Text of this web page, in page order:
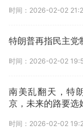
时间：2026-02-02
特朗普再指民主党
时间：2026-02-02
南美乱翻天，特
京，未来的路要选
时间：2026-02-02